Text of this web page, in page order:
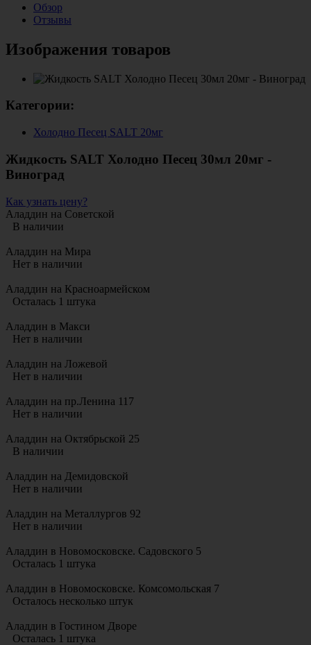
Обзор
Отзывы
Изображения товаров
Категории:
Холодно Песец SALT 20мг
Жидкость SALT Холодно Песец 30мл 20мг -
Виноград
Как узнать цену?
Аладдин на Советской
В наличии
Аладдин на Мира
Нет в наличии
Аладдин на Красноармейском
Осталась 1 штука
Аладдин в Макси
Нет в наличии
Аладдин на Ложевой
Нет в наличии
Аладдин на пр.Ленина 117
Нет в наличии
Аладдин на Октябрьской 25
В наличии
Аладдин на Демидовской
Нет в наличии
Аладдин на Металлургов 92
Нет в наличии
Аладдин в Новомосковске. Садовского 5
Осталась 1 штука
Аладдин в Новомосковске. Комсомольская 7
Осталось несколько штук
Аладдин в Гостином Дворе
Осталась 1 штука